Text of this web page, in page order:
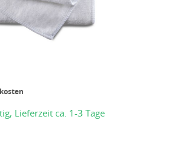
Lieferzeit ca. 1-3 Tage